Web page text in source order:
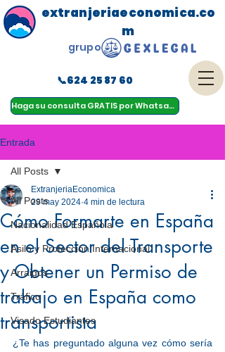
Haga su consulta GRATIS por Whatsapp
menu
extranjeriaeconomica.co
m
📞624 25 87 60
grupo
Entrada
All Posts
Nacionalidad Española
Asilo y Protección Internacional
Arraigos
Tráfico
Visado Estudiantes
All Posts
Cómo Formarte en España
en el Sector del Transporte
y Obtener un Permiso de
trabajo en España como
transportista
ExtranjeriaEconomica
29 may 2024 4 min de lectura
¿Te has preguntado alguna vez cómo sería